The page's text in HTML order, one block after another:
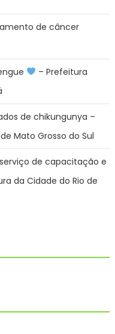
de câncer
– Prefeitura
de chikungunya –
Mato Grosso do Sul
de capacitação e
da Cidade do Rio de